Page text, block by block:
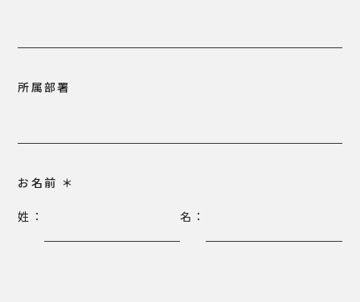
所属部署
お名前 ＊
姓： 名：